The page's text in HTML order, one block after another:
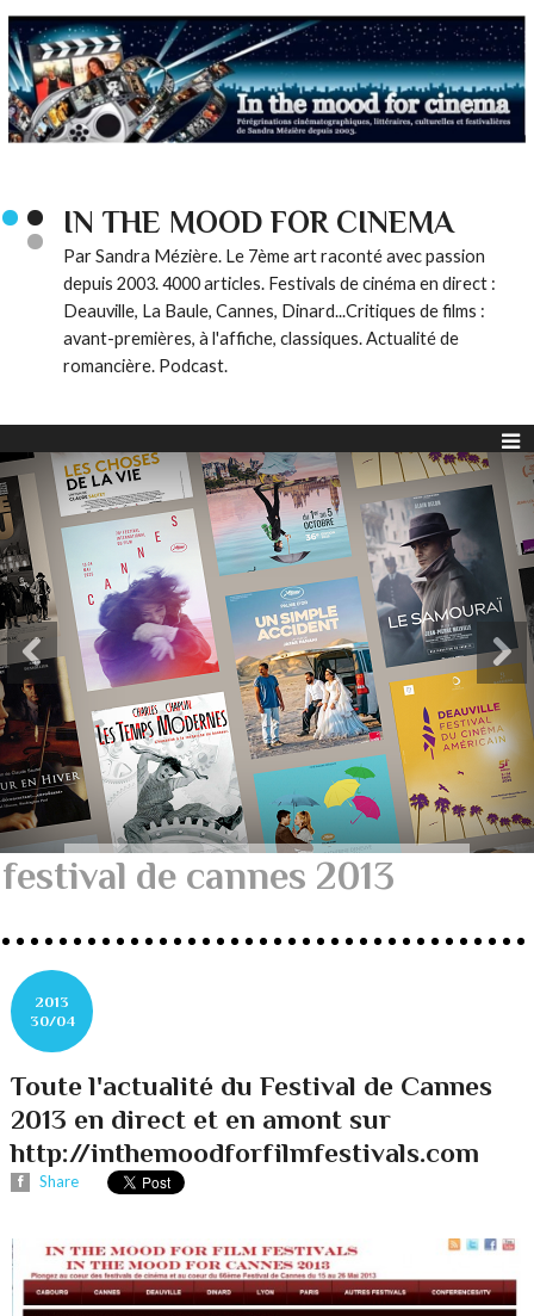
IN THE MOOD FOR CINEMA
Par Sandra Mézière. Le 7ème art raconté avec passion
depuis 2003. 4000 articles. Festivals de cinéma en direct :
Deauville, La Baule, Cannes, Dinard...Critiques de films :
avant-premières, à l'affiche, classiques. Actualité de
romancière. Podcast.
festival de cannes 2013
2013
30/04
Toute l'actualité du Festival de Cannes
2013 en direct et en amont sur
http://inthemoodforfilmfestivals.com
Share